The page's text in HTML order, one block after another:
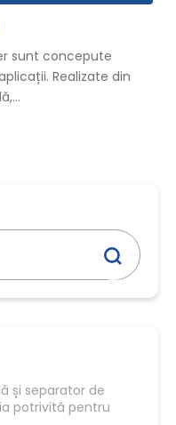
și separator de
potrivită pentru
sunt concepute
Realizate din